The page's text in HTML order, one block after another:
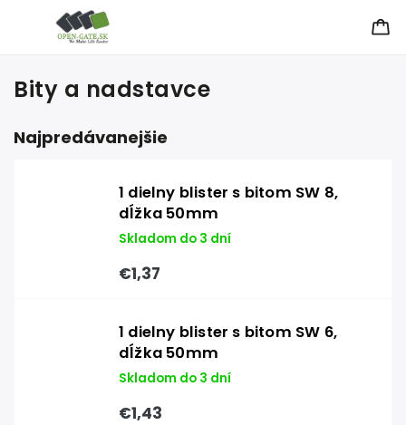
Bity a nadstavce
Najpredávanejšie
1 dielny blister s bitom SW 8,
dĺžka 50mm
Skladom do 3 dní
€1,37
1 dielny blister s bitom SW 6,
dĺžka 50mm
Skladom do 3 dní
€1,43